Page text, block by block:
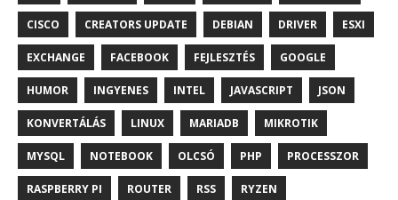
CISCO CREATORS UPDATE DEBIAN DRIVER ESXI
EXCHANGE FACEBOOK FEJLESZTÉS GOOGLE
HUMOR INGYENES INTEL JAVASCRIPT JSON
KONVERTÁLÁS LINUX MARIADB MIKROTIK
MYSQL NOTEBOOK OLCSÓ PHP PROCESSZOR
RASPBERRY PI ROUTER RSS RYZEN